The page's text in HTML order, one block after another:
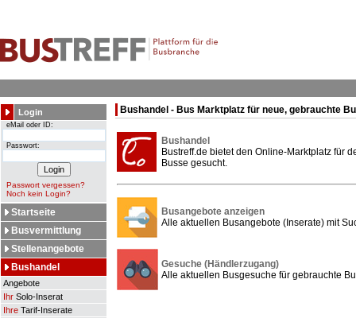
Login
eMail oder ID:
Passwort:
Passwort vergessen?
Noch kein Login?
Startseite
Busvermittlung
Stellenangebote
Bushandel
Angebote
Ihr Solo-Inserat
Ihre Tarif-Inserate
Bushandel - Bus Marktplatz für neue, gebrauchte
Bushandel
Bustreff.de bietet den Online-Marktplatz für
Busse gesucht.
Busangebote anzeigen
Alle aktuellen Busangebote (Inserate) mit
Gesuche (Händlerzugang)
Alle aktuellen Busgesuche für gebrauchte